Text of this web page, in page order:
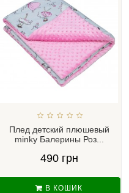
Плед детский плюшевый
minky Балерины Роз...
490 грн
В КОШИК